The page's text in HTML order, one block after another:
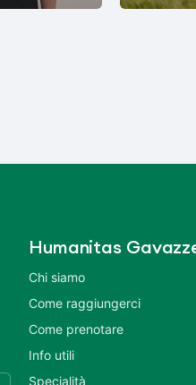
Humanitas
Chi siamo
Come raggiungerci
Come prenotare
Info utili
Specialità